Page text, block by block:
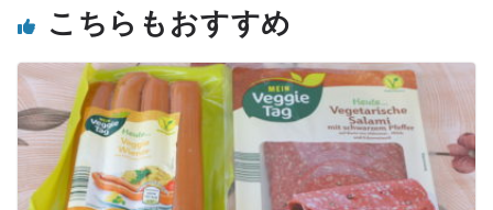
こちらもおすすめ